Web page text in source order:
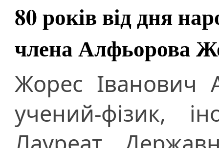
80 років від дня
члена Алфьорова
Жорес Іванович
учений-фізик,